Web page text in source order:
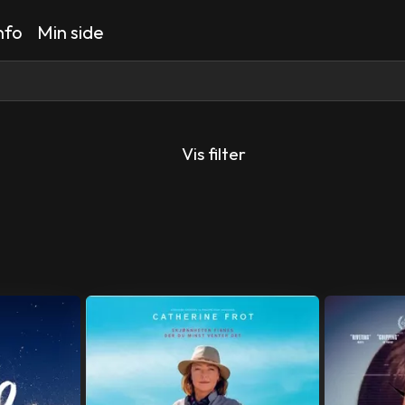
Min side
Vis filter